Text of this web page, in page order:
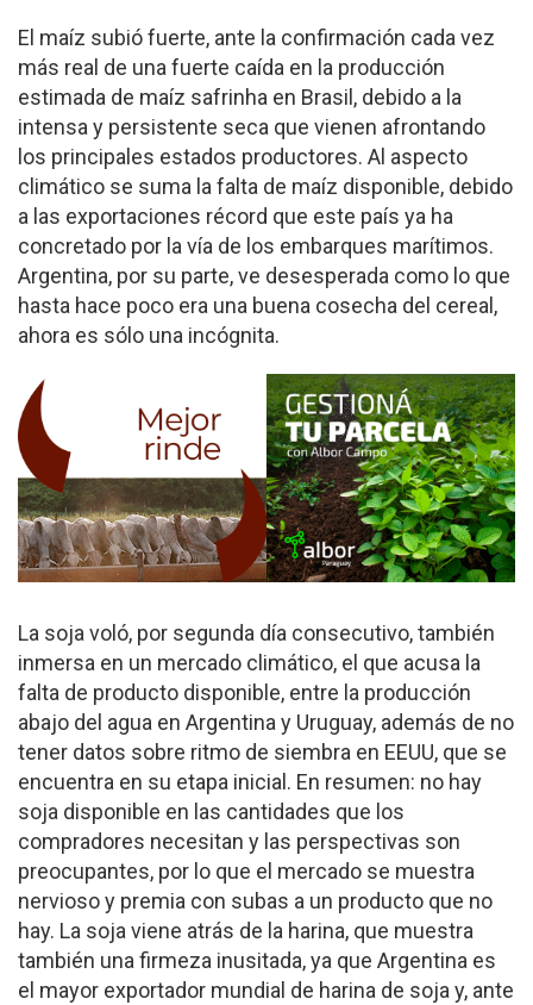
El maíz subió fuerte, ante la confirmación cada vez
más real de una fuerte caída en la producción
estimada de maíz safrinha en Brasil, debido a la
intensa y persistente seca que vienen afrontando
los principales estados productores. Al aspecto
climático se suma la falta de maíz disponible, debido
a las exportaciones récord que este país ya ha
concretado por la vía de los embarques marítimos.
Argentina, por su parte, ve desesperada como lo que
hasta hace poco era una buena cosecha del cereal,
ahora es sólo una incógnita.
La soja voló, por segunda día consecutivo, también
inmersa en un mercado climático, el que acusa la
falta de producto disponible, entre la producción
abajo del agua en Argentina y Uruguay, además de no
tener datos sobre ritmo de siembra en EEUU, que se
encuentra en su etapa inicial. En resumen: no hay
soja disponible en las cantidades que los
compradores necesitan y las perspectivas son
preocupantes, por lo que el mercado se muestra
nervioso y premia con subas a un producto que no
hay. La soja viene atrás de la harina, que muestra
también una firmeza inusitada, ya que Argentina es
el mayor exportador mundial de harina de soja y, ante